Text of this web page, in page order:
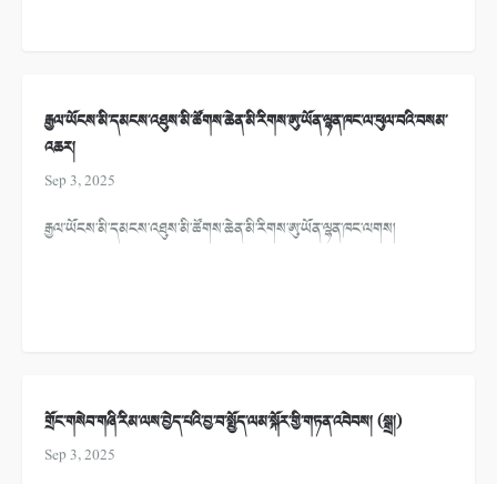
རྒྱལ་ཡོངས་མི་དམངས་འཐུས་མི་ཚོགས་ཆེན་མི་རིགས་ཨུ་ཡོན་ལྷན་ཁང་ལ་ཕུལ་བའི་བསམ་
འཆར།
Sep 3, 2025
རྒྱལ་ཡོངས་མི་དམངས་འཐུས་མི་ཚོགས་ཆེན་མི་རིགས་ཨུ་ཡོན་ལྷན་ཁང་ལགས།
གྲོང་གསེབ་གཞི་རིམ་ལས་བྱེད་པའི་བྱ་བ་སྤྱོད་ལམ་སྐོར་གྱི་གཏན་འབེབས། (སྒྲ།)
Sep 3, 2025